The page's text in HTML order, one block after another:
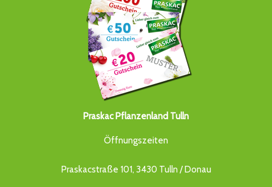
Praskac Pflanzenland Tulln
Öffnungszeiten
Praskacstraße 101, 3430 Tulln / Donau